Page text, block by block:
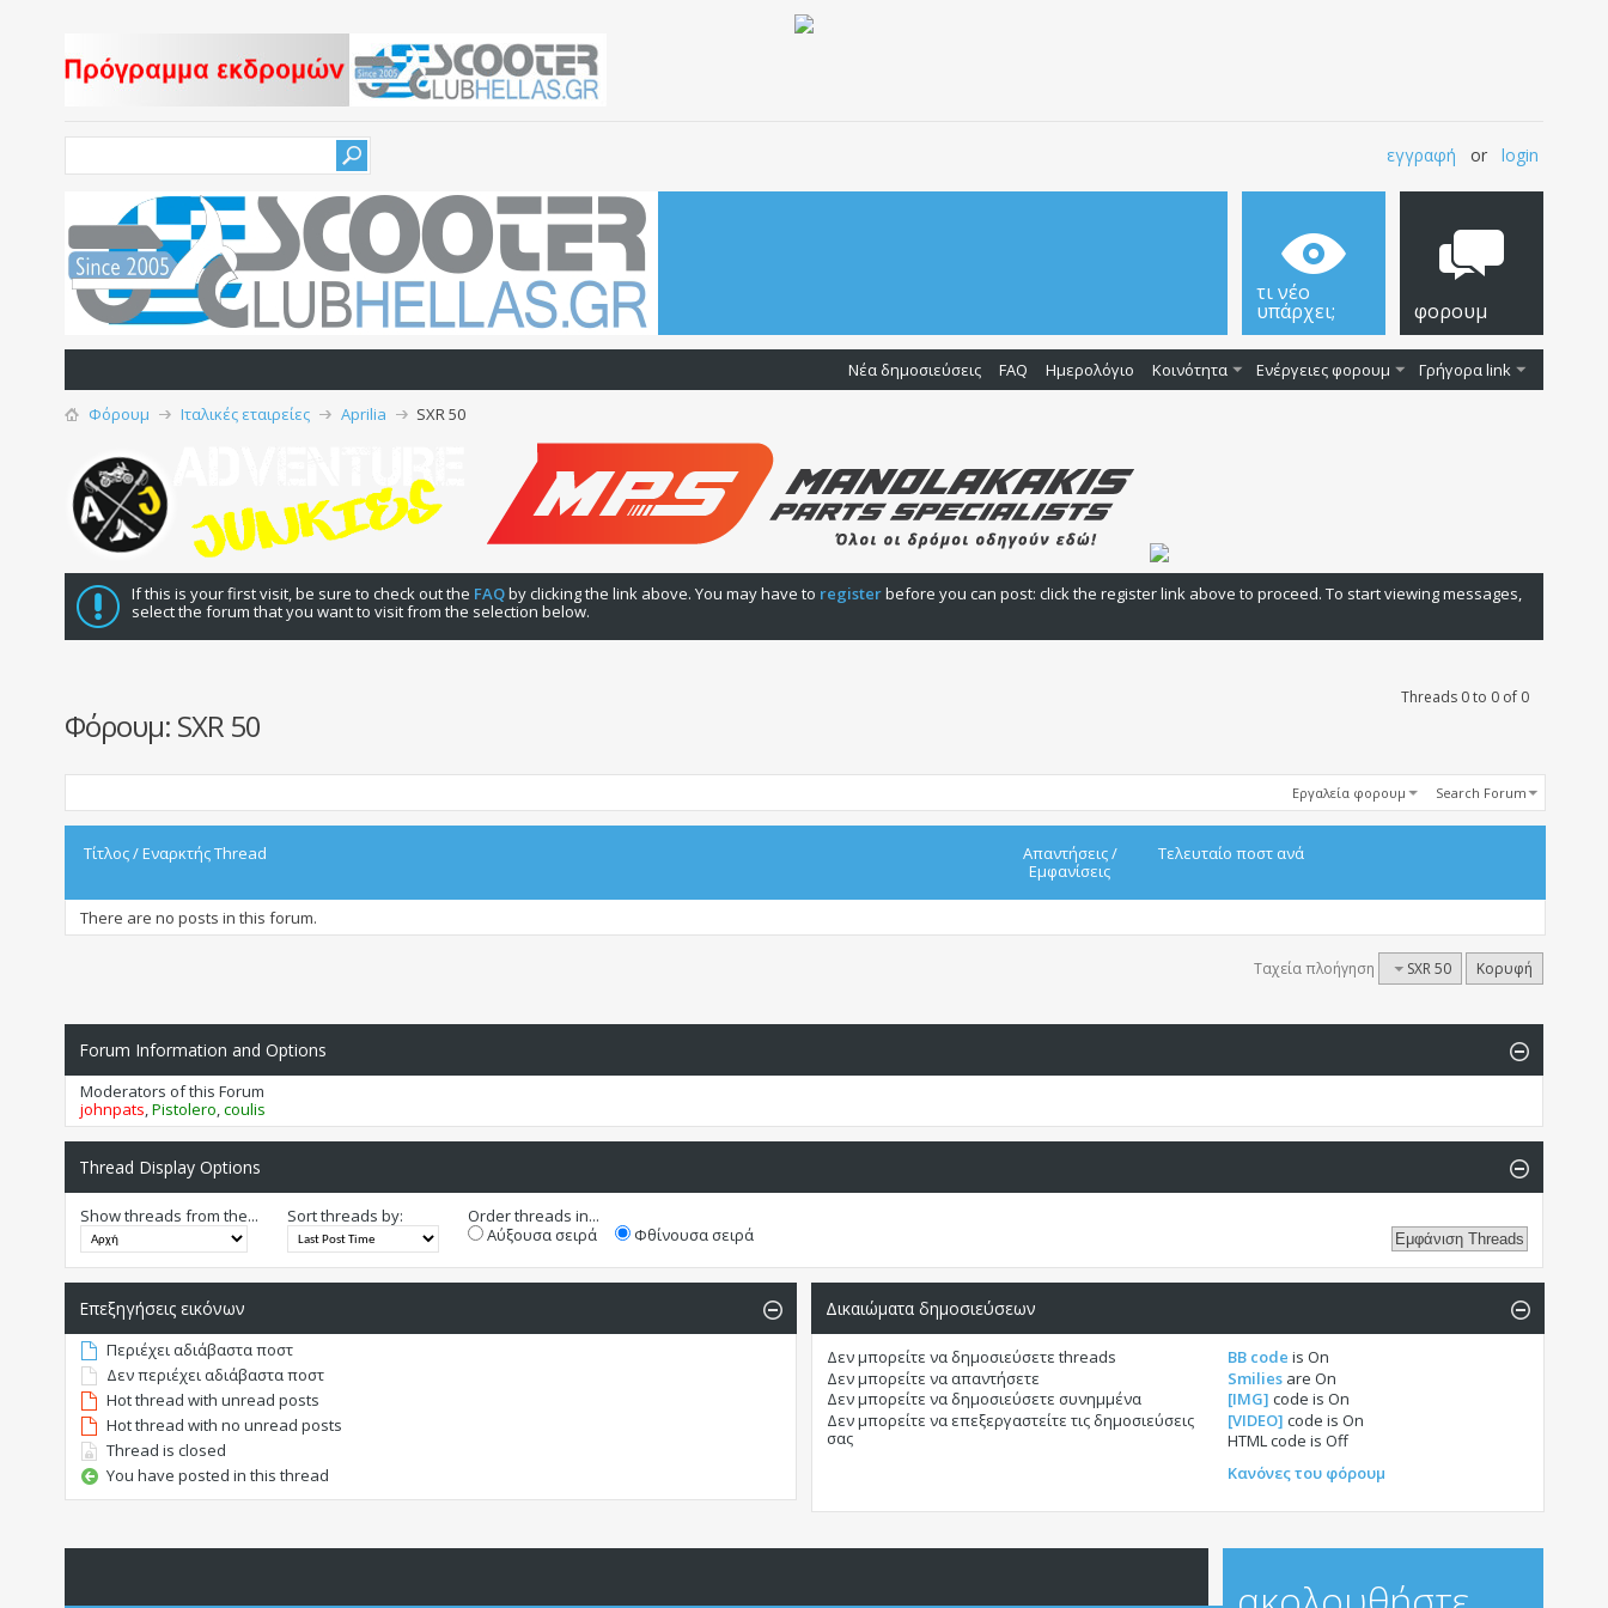
εγγραφή or login
τι νέο
υπάρχει; φορουμ
Νέα δημοσιεύσεις FAQ Ημερολόγιο Κοινότητα Ενέργειες φορουμ Γρήγορα link
Φόρουμ Iταλικές εταιρείες Aprilia SXR 50
If this is your first visit, be sure to check out the FAQby clicking the link above. You may have to registerbefore you can post: click the register link above to proceed. To start viewing messages,
select the forum that you want to visit from the selection below.
Threads 0 to 0 of 0
Φόρουμ: SXR 50
Εργαλεία φορουμ Search Forum
Τίτλος/Εναρκτής Thread Απαντήσεις/
Εμφανίσεις
Τελευταίο ποστ ανά
There are no posts in this forum.
Ταχεία πλοήγηση SXR 50 Κορυφή
Forum Information and Options
Moderators of this Forum
johnpats,Pistolero,coulis
Thread Display Options
Show threads from the... Sort threads by:
Order threads in...
Αύξουσα σειρά
Φθίνουσα σειρά
Επεξηγήσεις εικόνων
Περιέχει αδιάβαστα ποστ
Δεν περιέχει αδιάβαστα ποστ
Hot thread with unread posts
Hot thread with no unread posts
Thread is closed
You have posted in this thread
Δικαιώματα δημοσιεύσεων
Δεν μπορείτε να δημοσιεύσετε threads
Δεν μπορείτε να απαντήσετε
Δεν μπορείτε να δημοσιεύσετε συνημμένα
Δεν μπορείτενα επεξεργαστείτε τις δημοσιεύσεις
σας
BB code is On
Smiliesare On
[IMG] code is On
[VIDEO] code is On
HTML code is Off
Κανόνες του φόρουμ